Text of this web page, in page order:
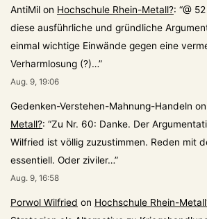
AntiMil on Hochschule Rhein-Metall?: “@
diese ausführliche und gründliche
einmal wichtige Einwände gegen eine
Verharmlosung (?)…”
Aug. 9, 19:06
Gedenken-Verstehen-Mahnung-Handeln on
Metall?: “Zu Nr. 60: Danke. Der
Wilfried ist völlig zuzustimmen. Reden mit
essentiell. Oder ziviler…”
Aug. 9, 16:58
Porwol Wilfried on Hochschule Rhein-